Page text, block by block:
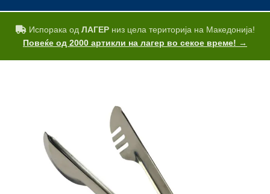
Испорака од ЛАГЕРниз цела територија на Македонија!
Повеќе од 2000 артикли на лагер во секое време! →